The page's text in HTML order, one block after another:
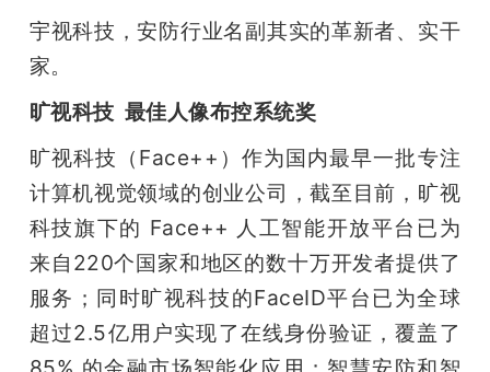
宇视科技，安防行业名副其实的革新者、实干
家。
旷视科技  最佳人像布控系统奖
旷视科技（Face++）作为国内最早一批专注
计算机视觉领域的创业公司，截至目前，旷视
科技旗下的 Face++ 人工智能开放平台已为
来自220个国家和地区的数十万开发者提供了
服务；同时旷视科技的FaceID平台已为全球
超过2.5亿用户实现了在线身份验证，覆盖了